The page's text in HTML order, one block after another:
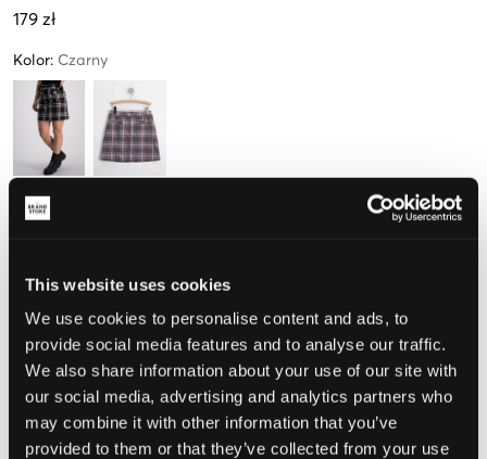
This website uses cookies
We use cookies to personalise content and ads, to
provide social media features and to analyse our traffic.
We also share information about your use of our site with
our social media, advertising and analytics partners who
may combine it with other information that you’ve
provided to them or that they’ve collected from your use
179 zł
Kolor: Czarny
Rozmiar
Opinia o rozmiarze
Mały Idealny Duży